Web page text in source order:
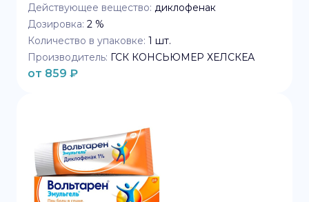
Действующее вещество: диклофенак
Дозировка: 2 %
Количество в упаковке: 1 шт.
Производитель: ГСК КОНСЬЮМЕР ХЕЛСКЕА
от 859 ₽